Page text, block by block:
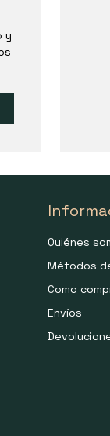
y
Quiénes
Métodos
Como
Envíos